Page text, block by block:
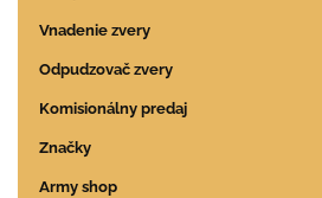
Vnadenie zvery
Odpudzovač zvery
Komisionálny predaj
Značky
Army shop